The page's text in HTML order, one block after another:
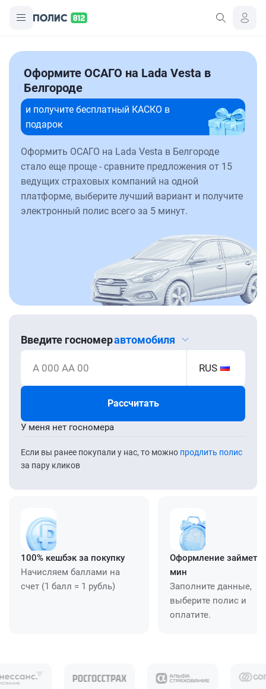
Оформите ОСАГО на Lada Vesta в
Белгороде
и получите бесплатный КАСКО в
подарок
Оформить ОСАГО на Lada Vesta в Белгороде
стало еще проще - сравните предложения от 15
ведущих страховых компаний на одной
платформе, выберите лучший вариант и получите
электронный полис всего за 5 минут.
Введите госномеравтомобиля
А 000 АА 00 RUS
Рассчитать
Если вы ранее покупали у нас, то можно продлить полис
за пару кликов
У меня нет госномера
100% кешбэк за покупку
Начисляем баллами на
счет (1 балл = 1 рубль)
Оформление займет
мин
Заполните данные,
выберите полис и
оплатите.